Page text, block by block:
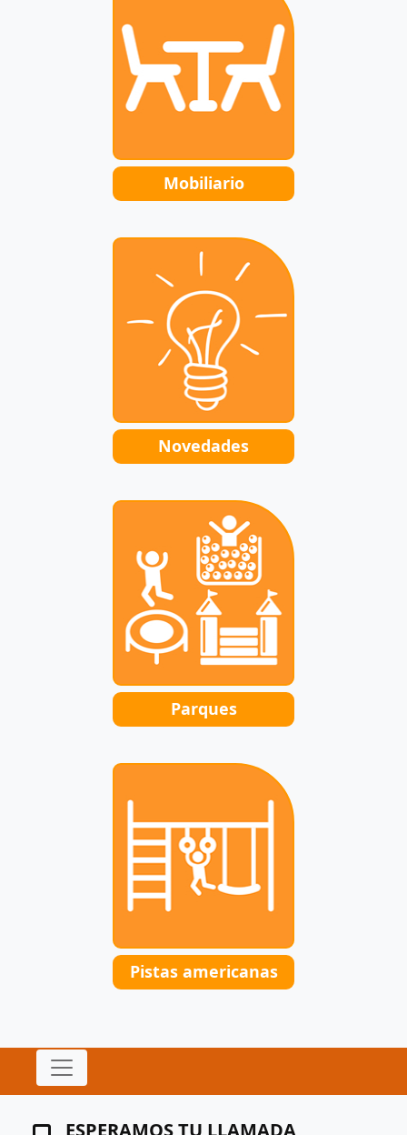
Mobiliario
Novedades
Parques
Pistas americanas
ESPERAMOS TU LLAMADA